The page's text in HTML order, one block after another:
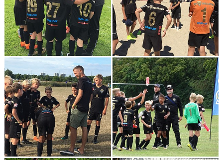
SPONSORER
KLUBBMAGASIN
NATIONELLA SPELFORMER
PROVTRÄNING
SKADEBEHANDLING
VÄRDEGRUND
FOTBOLLSCAMP 2026